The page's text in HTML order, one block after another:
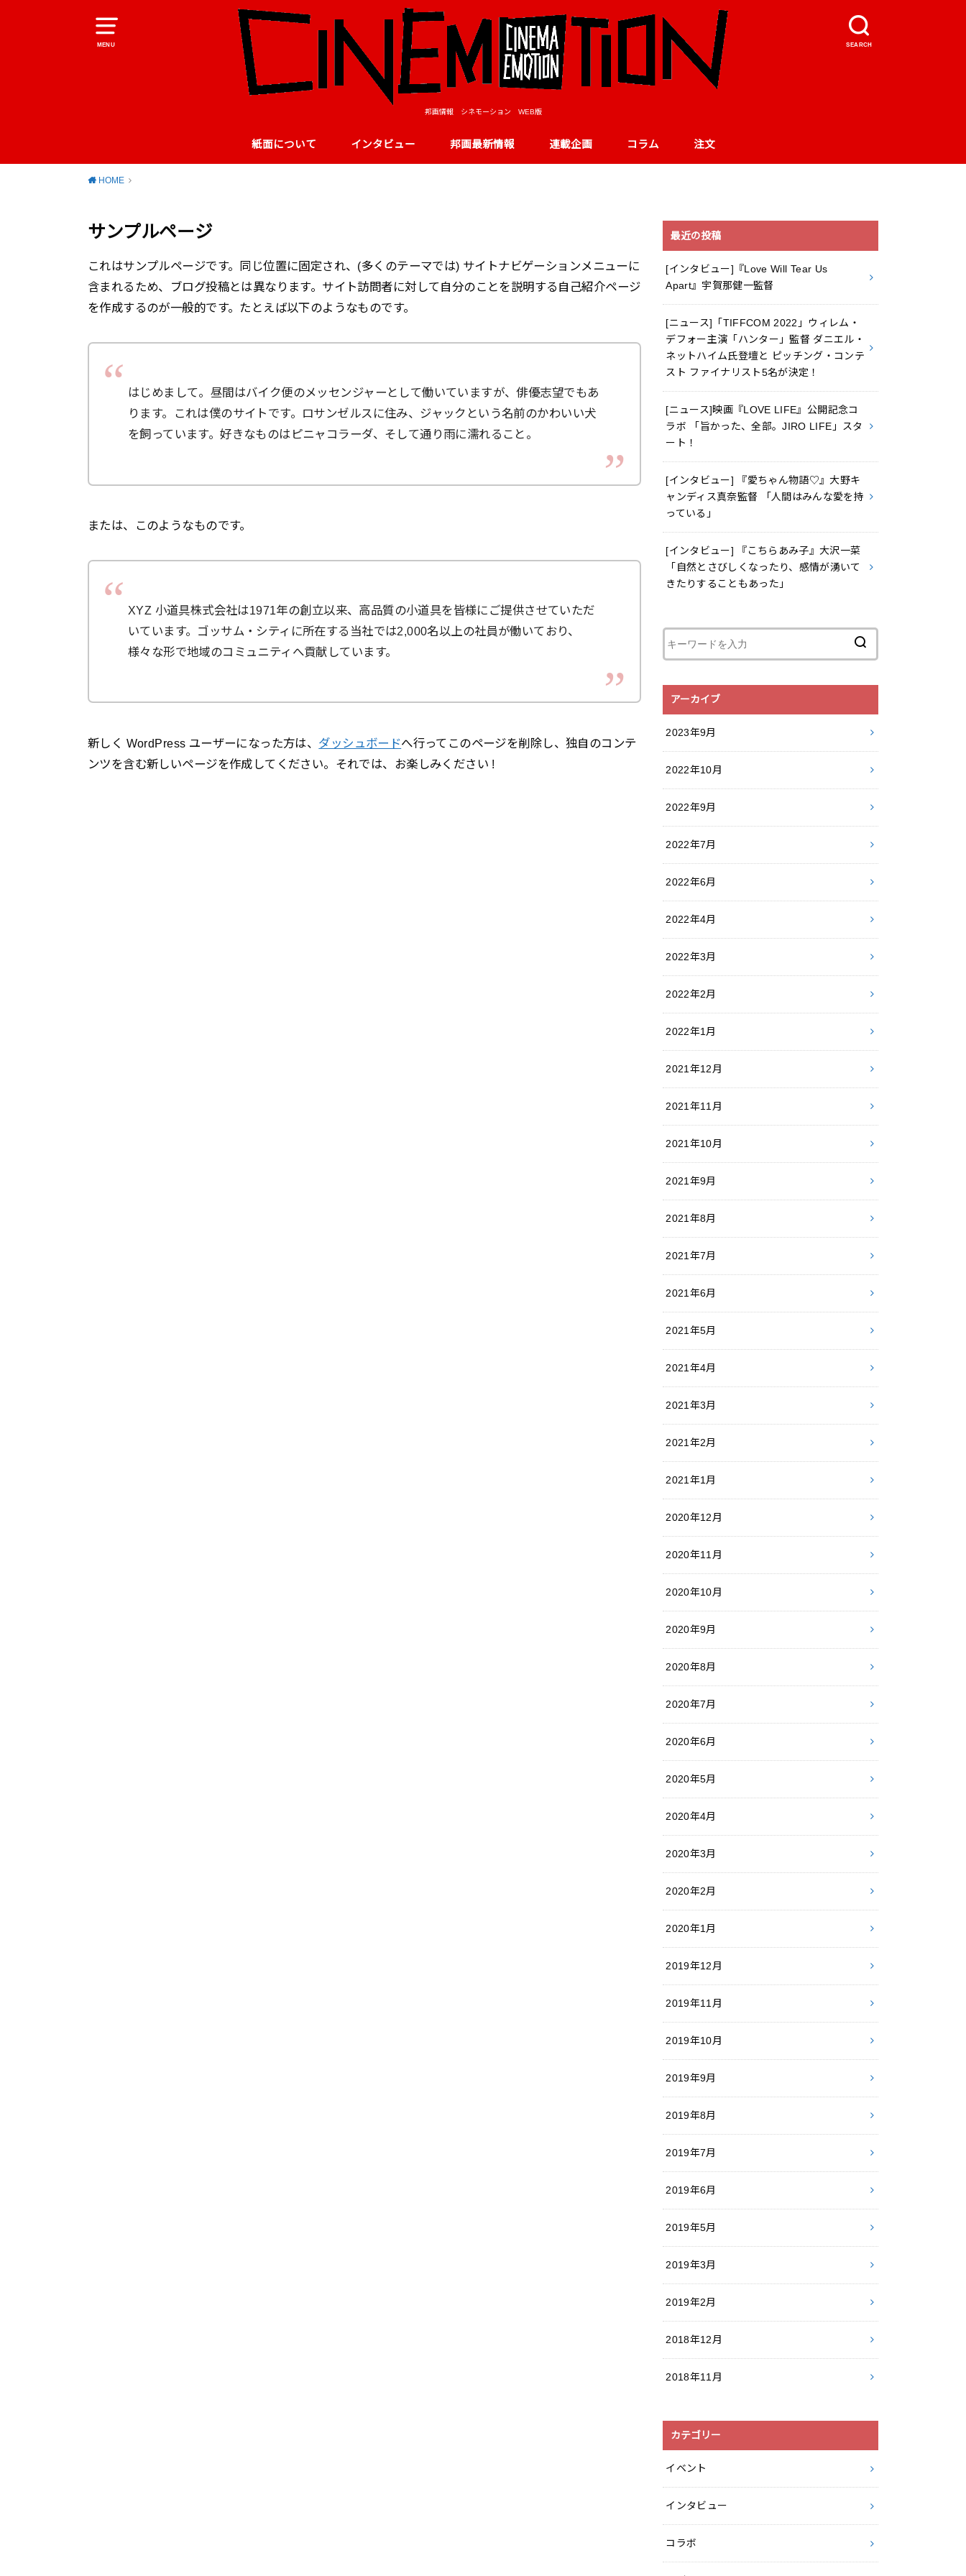
MENU SEARCH
邦画情報 シネモーション WEB版
紙面について インタビュー 邦画最新情報 連載企画 コラム 注文
HOME
サンプルページ
これはサンプルページです。同じ位置に固定され、(多くのテーマでは) サイトナビゲーションメニューに
含まれるため、ブログ投稿とは異なります。サイト訪問者に対して自分のことを説明する自己紹介ページ
を作成するのが一般的です。たとえば以下のようなものです。
はじめまして。昼間はバイク便のメッセンジャーとして働いていますが、俳優志望でもあ
ります。これは僕のサイトです。ロサンゼルスに住み、ジャックという名前のかわいい犬
を飼っています。好きなものはピニャコラーダ、そして通り雨に濡れること。
または、このようなものです。
XYZ 小道具株式会社は1971年の創立以来、高品質の小道具を皆様にご提供させていただ
いています。ゴッサム・シティに所在する当社では2,000名以上の社員が働いており、
様々な形で地域のコミュニティへ貢献しています。
新しく WordPress ユーザーになった方は、 ダッシュボードへ行ってこのページを削除し、独自のコンテ
ンツを含む新しいページを作成してください。それでは、お楽しみください !
最近の投稿
[インタビュー]『Love Will Tear Us
Apart』宇賀那健一監督
[ニュース]「TIFFCOM 2022」ウィレム・
デフォー主演「ハンター」監督 ダニエル・
ネットハイム氏登壇と ピッチング・コンテ
スト ファイナリスト5名が決定！
[ニュース]映画『LOVE LIFE』公開記念コ
ラボ 「旨かった、全部。JIRO LIFE」スタ
ート！
[インタビュー] 『愛ちゃん物語♡』大野キ
ャンディス真奈監督 「人間はみんな愛を持
っている」
[インタビュー] 『こちらあみ子』大沢一菜
「自然とさびしくなったり、感情が湧いて
きたりすることもあった」
アーカイブ
2023年9月
2022年10月
2022年9月
2022年7月
2022年6月
2022年4月
2022年3月
2022年2月
2022年1月
2021年12月
2021年11月
2021年10月
2021年9月
2021年8月
2021年7月
2021年6月
2021年5月
2021年4月
2021年3月
2021年2月
2021年1月
2020年12月
2020年11月
2020年10月
2020年9月
2020年8月
2020年7月
2020年6月
2020年5月
2020年4月
2020年3月
2020年2月
2020年1月
2019年12月
2019年11月
2019年10月
2019年9月
2019年8月
2019年7月
2019年6月
2019年5月
2019年3月
2019年2月
2018年12月
2018年11月
カテゴリー
イベント
インタビュー
コラボ